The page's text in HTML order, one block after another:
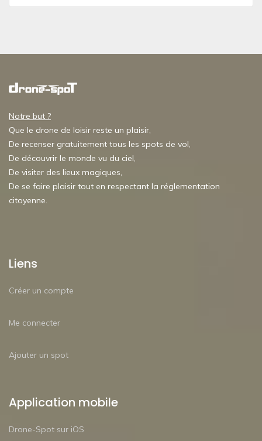
Notre but ?
Que le drone de loisir reste un plaisir,
De recenser gratuitement tous les spots de vol,
De découvrir le monde vu du ciel,
De visiter des lieux magiques,
De se faire plaisir tout en respectant la réglementation
citoyenne.
Liens
Créer un compte
Me connecter
Ajouter un spot
Application mobile
Drone-Spot sur iOS